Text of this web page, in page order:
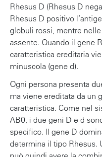
Rhesus D (Rhesus D
Rhesus D positivo
globuli rossi, mentre
assente. Quando il gene
caratteristica ereditaria
minuscola (gene d).
Ogni persona presenta
ma viene ereditata da un
caratteristica. Come nel
AB0, i due geni D e d
specifico. Il gene D
determina il tipo Rhesus.